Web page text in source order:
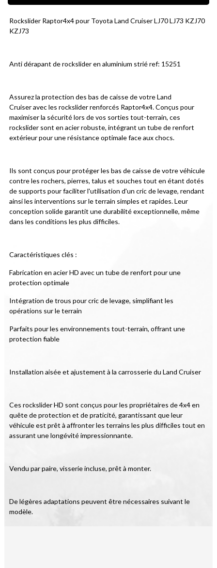
Rockslider Raptor4x4 pour Toyota Land Cruiser LJ70 LJ73 KZJ70
KZJ73
Anti dérapant de rockslider en aluminium strié ref: 15251
Assurez la protection des bas de caisse de votre Land
Cruiser avec les rockslider renforcés Raptor4x4. Conçus pour
maximiser la sécurité lors de vos sorties tout-terrain, ces
rockslider sont en acier robuste, intégrant un tube de renfort
extérieur pour une résistance optimale face aux chocs.
Ils sont conçus pour protéger les bas de caisse de votre véhicule
contre les rochers, pierres, talus et souches tout en étant dotés
de supports pour faciliter l'utilisation d'un cric de levage, rendant
ainsi les interventions sur le terrain simples et rapides. Leur
conception solide garantit une durabilité exceptionnelle, même
dans les conditions les plus difficiles.
Caractéristiques clés :
Fabrication en acier HD avec un tube de renfort pour une
protection optimale
Intégration de trous pour cric de levage, simplifiant les
opérations sur le terrain
Parfaits pour les environnements tout-terrain, offrant une
protection fiable
Installation aisée et ajustement à la carrosserie du Land Cruiser
Ces rockslider HD sont conçus pour les propriétaires de 4x4 en
quête de protection et de praticité, garantissant que leur
véhicule est prêt à affronter les terrains les plus difficiles tout en
assurant une longévité impressionnante.
Vendu par paire, visserie incluse, prêt à monter.
De légères adaptations peuvent être nécessaires suivant le
modèle.